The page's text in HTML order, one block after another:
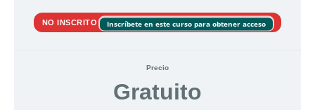
NO INSCRITO Inscríbete en este curso para obtener acceso
Precio
Gratuito